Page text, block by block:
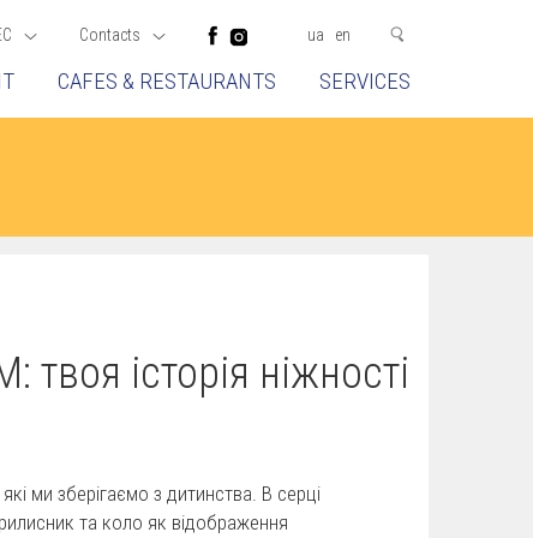
Contacts ua en
CAFES & RESTAURANTS SERVICES
твоя історія ніжності
ми зберігаємо з дитинства. В серці
та коло як відображення